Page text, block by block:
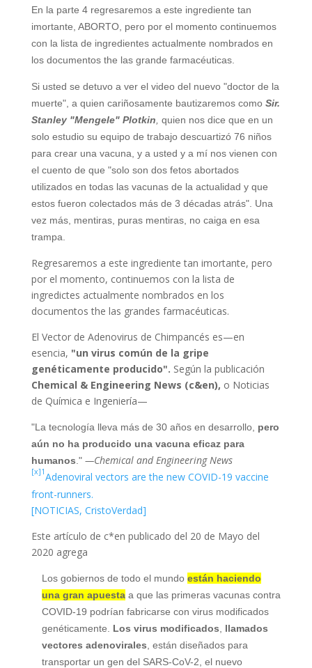
En la parte 4 regresaremos a este ingrediente tan
imortante, ABORTO, pero por el momento continuemos
con la lista de ingredientes actualmente nombrados en
los documentos the las grande farmacéuticas.
Si usted se detuvo a ver el video del nuevo "doctor de la
muerte", a quien cariñosamente bautizaremos como Sir.
Stanley "Mengele" Plotkin quien nos dice que en un
solo estudio su equipo de trabajo descuartizó 76 niños
para crear una vacuna, y a usted y a mí nos vienen con
el cuento de que "solo son dos fetos abortados
utilizados en todas las vacunas de la actualidad y que
estos fueron colectados más de 3 décadas atrás". Una
vez más, mentiras, puras mentiras, no caiga en esa
trampa.
Regresaremos a este ingrediente tan imortante, pero
por el momento, continuemos con la lista de
ingredictes actualmente nombrados en los
documentos the las grandes farmacéuticas.
El Vector de Adenovirus de Chimpancés es—en
esencia, "un virus común de la gripe
genéticamente producido". Según la publicación
Chemical & Engineering News (c&en), o Noticias
de Química e Ingeniería—
"La tecnología lleva más de 30 años en desarrollo, pero
aún no ha producido una vacuna eficaz para
humanos ." —Chemical and Engineering News
[x]1Adenoviral vectors are the new COVID-19 vaccine
front-runners.
[NOTICIAS, CristoVerdad]
Este artículo de c*en publicado del 20 de Mayo del
2020 agrega
Los gobiernos de todo el mundo están haciendo
una gran apuestaa que las primeras vacunas contra
COVID-19 podrían fabricarse con virus modificados
genéticamente. Los virus modificados
llamados
vectores adenovirales , están diseñados para
transportar un gen del SARS-CoV-2, el nuevo